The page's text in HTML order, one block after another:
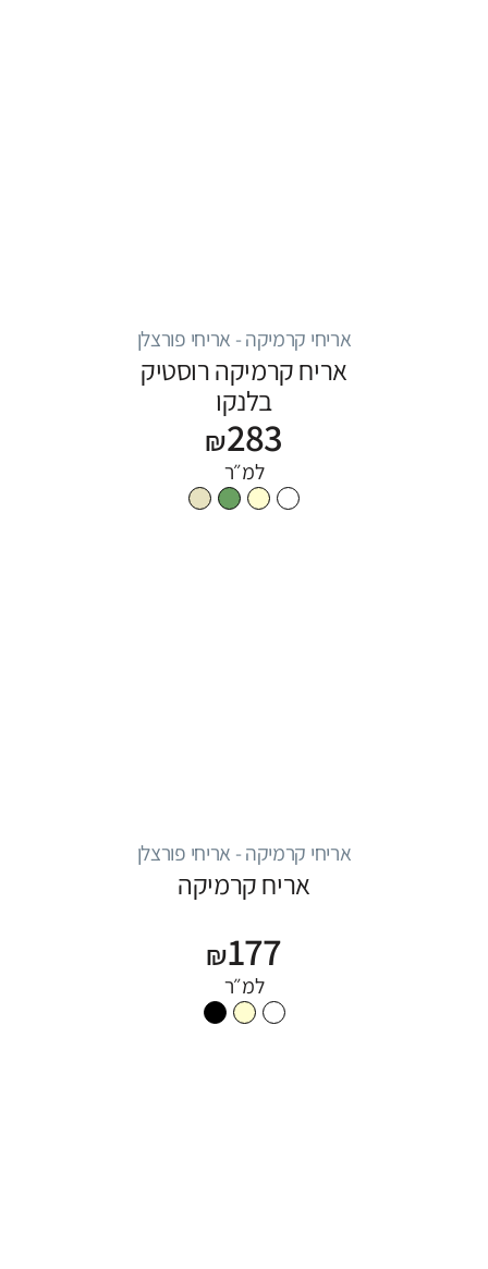
אריחי קרמיקה - אריחי פורצלן
אריח קרמיקה רוסטיק
בלנקו
₪283
למ״ר
אריחי קרמיקה - אריחי פורצלן
אריח קרמיקה
₪177
למ״ר